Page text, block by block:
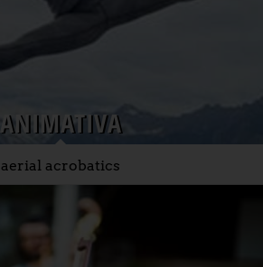
ANIMATIVA
aerial acrobatics